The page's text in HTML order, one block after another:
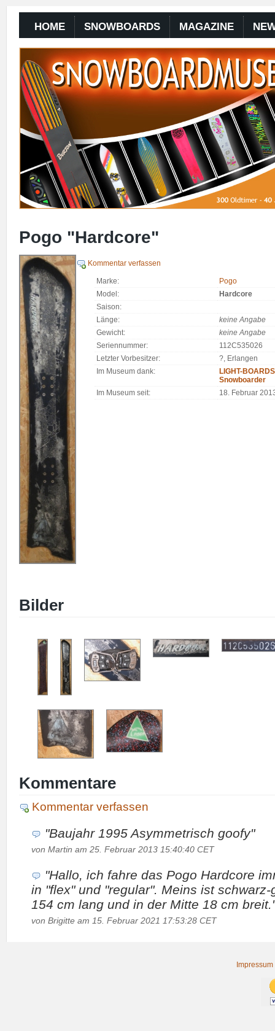
HOME SNOWBOARDS MAGAZINE
Pogo "Hardcore"
Kommentar verfassen
Marke:
Pogo
Model:
Hardcore
Saison:
Länge:
keine Angabe
Gewicht:
keine Angabe
Seriennummer:
112C535026
Letzter Vorbesitzer:
?, Erlangen
Im Museum dank:
LIGHT-
Snowboarder
Im Museum seit:
18. Februar
Bilder
Kommentare
Kommentar verfassen
"Baujahr 1995 Asymmetrisch goofy"
von Martin am 25. Februar 2013 15:40:40 CET
"Hallo, ich fahre das Pogo Hardcore
in "flex" und "regular". Meins ist
154 cm lang und in der Mitte 18 cm
von Brigitte am 15. Februar 2021 17:53:28 CET
Impressum